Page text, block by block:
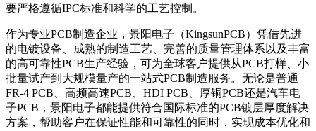
要严格遵循IPC标准和科学的工艺控制。
作为专业PCB制造企业，景阳电子（KingsunPCB）凭借先进
的电镀设备、成熟的制造工艺、完善的质量管理体系以及丰富
的高可靠性PCB生产经验，可为全球客户提供从PCB打样、小
批量试产到大规模量产的一站式PCB制造服务。无论是普通
FR-4 PCB、高频高速PCB、HDI PCB、厚铜PCB还是汽车电
子PCB，景阳电子都能提供符合国际标准的PCB镀层厚度解决
方案，帮助客户在保证性能和可靠性的同时，实现成本优化和